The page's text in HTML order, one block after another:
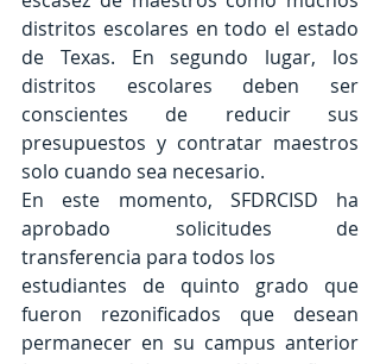
distritos escolares en todo el estado
de Texas. En segundo lugar, los
distritos escolares deben ser
conscientes de reducir sus
presupuestos y contratar maestros
solo cuando sea necesario.
En este momento, SFDRCISD ha
aprobado solicitudes de
transferencia para todos los
estudiantes de quinto grado que
fueron rezonificados que desean
permanecer en su campus anterior